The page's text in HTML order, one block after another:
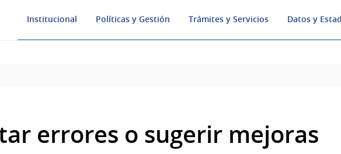
Institucional Políticas y Gestión Trámites y Servicios Datos y
errores o sugerir mejoras